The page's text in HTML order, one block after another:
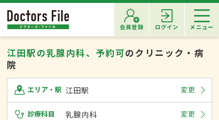
会員登録 ログイン メニュー
江田駅の乳腺内科、予約可のクリニック・病
院
エリア・駅 江田駅 変更
診療科目 乳腺内科 変更